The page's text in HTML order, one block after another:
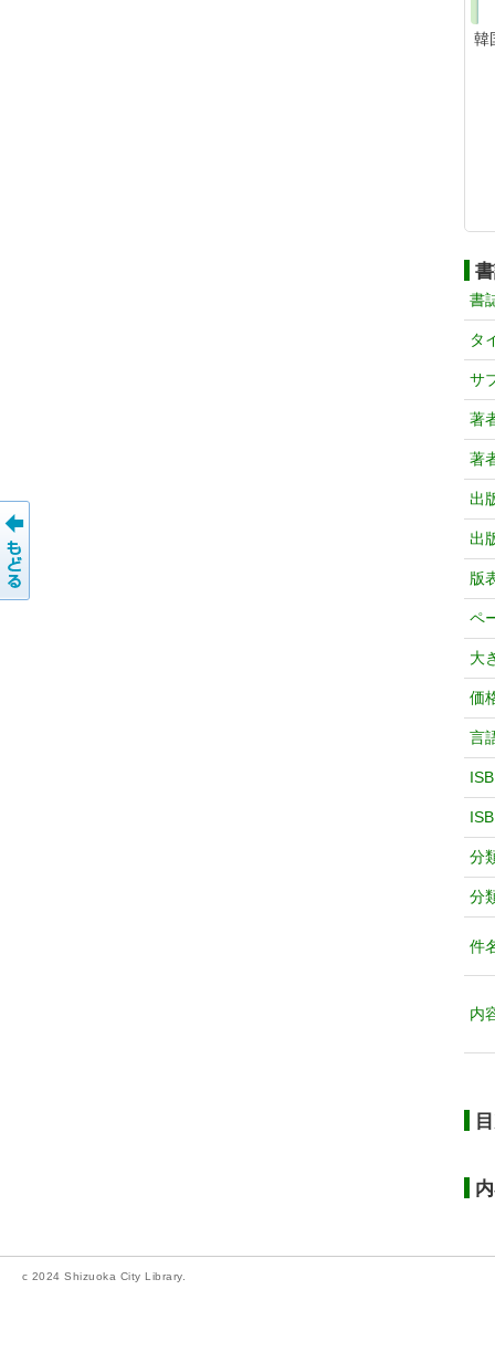
韓
書
タ
サ
著
著
出
出
版
ペ
大
価
言
分
分
件
内
c 2024 Shizuoka City Library.